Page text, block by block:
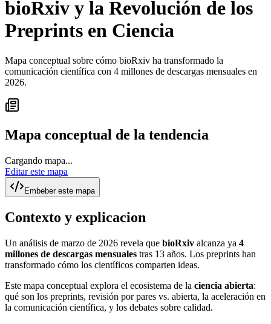
bioRxiv y la Revolución de los
Preprints en Ciencia
Mapa conceptual sobre cómo bioRxiv ha transformado la
comunicación científica con 4 millones de descargas mensuales en
2026.
Mapa conceptual de la tendencia
Cargando mapa...
Editar este mapa
Embeber este mapa
Contexto y explicacion
Un análisis de marzo de 2026 revela que bioRxiv alcanza ya 4
millones de descargas mensuales tras 13 años. Los preprints han
transformado cómo los científicos comparten ideas.
Este mapa conceptual explora el ecosistema de la ciencia abierta:
qué son los preprints, revisión por pares vs. abierta, la aceleración en
la comunicación científica, y los debates sobre calidad.